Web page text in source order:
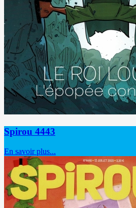
Spirou 4443
En savoir plus...